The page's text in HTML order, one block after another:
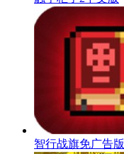
智行战旗免广告版